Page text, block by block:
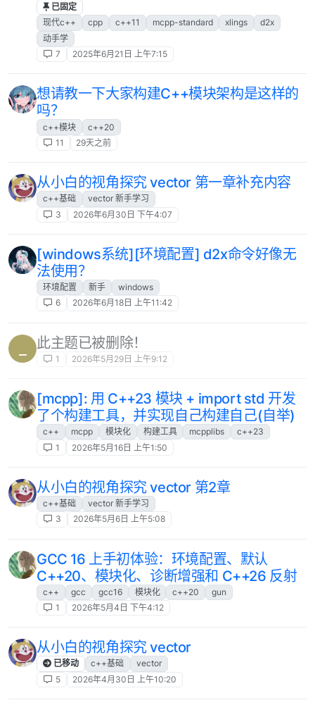
已固定
现代c++
cpp c++11 mcpp-standard xlings
d2x
动手学
7
2025年6月21日 上午7:15
想请教一下大家构建C++模块架构是这样的
吗？
c++模块
c++20
11
29天之前
从小白的视角探究 vector 第一章补充内容
c++基础
vector 新手学习
3
2026年6月30日 下午4:07
[windows系统][环境配置] d2x命令好像无
法使用？
环境配置 新手
windows
6
2026年6月18日 上午11:42
此主题已被删除！
1 2026年5月29日 上午9:12
[mcpp]: 用 C++23 模块 + import std 开发
了个构建工具，并实现自己构建自己(自举)
c++ mcpp 模块化 构建工具 mcpplibs
c++23
1
2026年5月16日 上午1:50
从小白的视角探究 vector 第2章
c++基础
vector 新手学习
3
2026年5月6日 上午5:08
GCC 16 上手初体验：环境配置、默认
C++20、模块化、诊断增强和 C++26 反射
c++ gcc gcc16 模块化 c++20
gun
1
2026年5月4日 下午4:12
从小白的视角探究 vector
已移动 c++基础
vector
5
2026年4月30日 上午10:20